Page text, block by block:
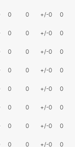
0 0 +/-0 0
0 0 +/-0 0
0 0 +/-0 0
0 0 +/-0 0
0 0 +/-0 0
0 0 +/-0 0
0 0 +/-0 0
0 0 +/-0 0